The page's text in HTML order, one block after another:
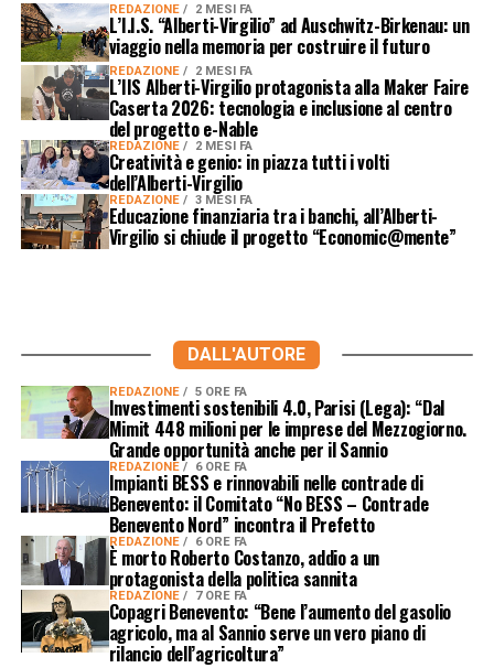
REDAZIONE 2 MESI FA
L’I.I.S. “Alberti-Virgilio” ad Auschwitz-Birkenau: un
viaggio nella memoria per costruire il futuro
REDAZIONE 2 MESI FA
L’IIS Alberti-Virgilio protagonista alla Maker Faire
Caserta 2026: tecnologia e inclusione al centro
del progetto e-Nable
REDAZIONE 2 MESI FA
Creatività e genio: in piazza tutti i volti
dell’Alberti-Virgilio
REDAZIONE 3 MESI FA
Educazione finanziaria tra i banchi, all’Alberti-
Virgilio si chiude il progetto “Economic@mente”
DALL'AUTORE
REDAZIONE 5 ORE FA
Investimenti sostenibili 4.0, Parisi (Lega): “Dal
Mimit 448 milioni per le imprese del Mezzogiorno.
Grande opportunità anche per il Sannio
REDAZIONE 6 ORE FA
Impianti BESS e rinnovabili nelle contrade di
Benevento: il Comitato “No BESS – Contrade
Benevento Nord” incontra il Prefetto
REDAZIONE 6 ORE FA
È morto Roberto Costanzo, addio a un
protagonista della politica sannita
REDAZIONE 7 ORE FA
Copagri Benevento: “Bene l’aumento del gasolio
agricolo, ma al Sannio serve un vero piano di
rilancio dell’agricoltura”